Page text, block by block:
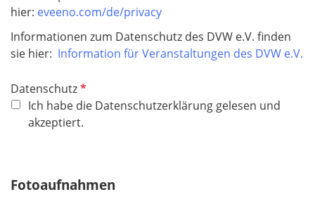
hier: eveeno.com/de/privacy
Informationen zum Datenschutz des DVW e.V. finden
sie hier: Information für Veranstaltungen des DVW e.V.
DatenschutzP
f
l
t
Ich habe die Datenschutzerklärung gelesen und
akzeptiert.
Fotoaufnahmen